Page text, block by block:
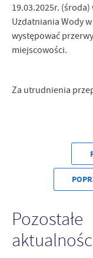
19.03.2025r.
Uzdatniania Wody
występować
miejscowości.
Za utrudnienia
Pozostałe